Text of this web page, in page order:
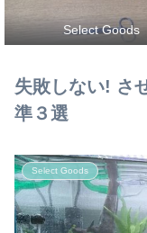
Select Goods
失敗しない! さ
準３選
Select Goods